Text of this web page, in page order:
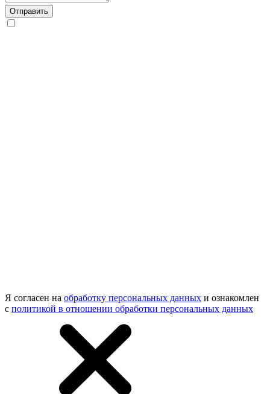
Отправить
Я согласен на обработку персональных данных и ознакомлен
с политикой в отношении обработки персональных данных